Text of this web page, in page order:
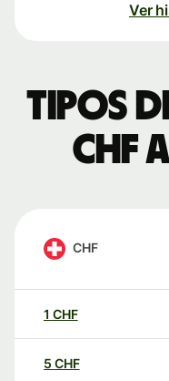
Ver
Tipos
CHF
CHF
1 CHF
5 CHF